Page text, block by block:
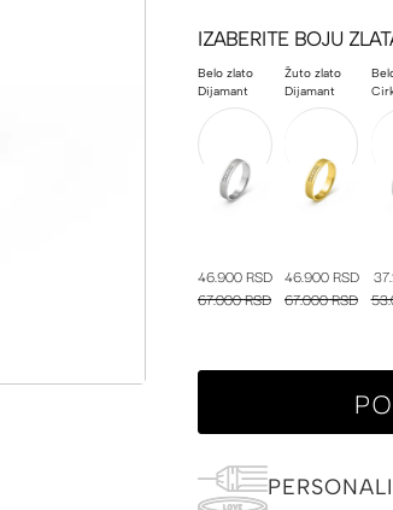
IZABERITE BOJU
Belo zlato
Dijamant
46.900 RSD
67.000 RSD
Žuto zlato
Dijamant
46.900 RSD
67.000 RSD